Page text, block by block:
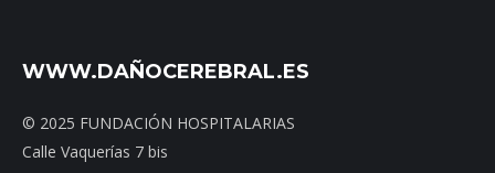
WWW.DAÑOCEREBRAL.ES
© 2025 FUNDACIÓN HOSPITALARIAS
Calle Vaquerías 7 bis